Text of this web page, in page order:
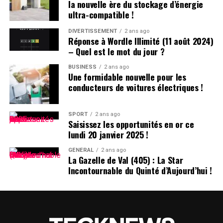
pourrait dépendre des décisions du nouveau président
des États-Unis.
DÉCLARATION DE TIKTOK :
>
En collaboration avec nos
partenaires techniques,
nous travaillons activement
à rétablir notre service.
Nous remercions le
président Trump pour avoir
la nouvelle ère du stockage d’énergie
ultra-compatible !
DIVERTISSEMENT 2 ans ago
Réponse à Wordle Illimité (11 août 2024)
– Quel est le mot du jour ?
BUSINESS 2 ans ago
Une formidable nouvelle pour les
conducteurs de voitures électriques !
SPORT 2 ans ago
Saisissez les opportunités en or ce
lundi 20 janvier 2025 !
GÉNÉRAL 2 ans ago
La Gazelle de Val (405) : La Star
Incontournable du Quinté d’Aujourd’hui !